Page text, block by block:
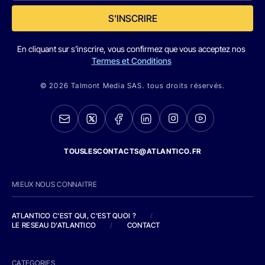
S'INSCRIRE
En cliquant sur s'inscrire, vous confirmez que vous acceptez nos
Termes et Conditions
© 2026 Talmont Media SAS. tous droits réservés.
TOUSLESCONTACTS@ATLANTICO.FR
MIEUX NOUS CONNAITRE
ATLANTICO C'EST QUI, C'EST QUOI ?
/
LE RESEAU D'ATLANTICO
/ CONTACT
CATEGORIES